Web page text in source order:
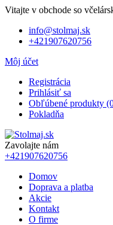
Vitajte v obchode so
info@stolmaj.sk
+421907620756
Môj účet
Registrácia
Prihlásiť sa
Obľúbené produkty
Pokladňa
Zavolajte nám
+421907620756
Domov
Doprava a platba
Akcie
Kontakt
O firme